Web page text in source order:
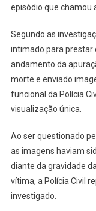
episódio que chamou
Segundo as
intimado para prestar
andamento da
morte e enviado
funcional da Polícia
visualização única.
Ao ser questionado
as imagens haviam
diante da gravidade
vítima, a Polícia Civil
investigado.